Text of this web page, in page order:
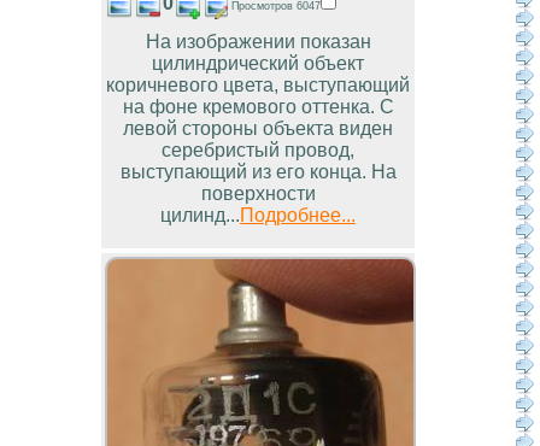
Просмотров 6047
На изображении показан
цилиндрический объект
коричневого цвета, выступающий
на фоне кремового оттенка. С
левой стороны объекта виден
серебристый провод,
выступающий из его конца. На
поверхности
цилинд...Подробнее...